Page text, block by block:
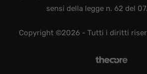
sensi della legge n. 62 del
Copyright ©2026 - Tutti i diritti